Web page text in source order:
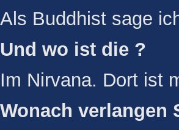
Als Buddhist sage
Und wo ist die ?
Im Nirvana. Dort ist
Wonach verlangen